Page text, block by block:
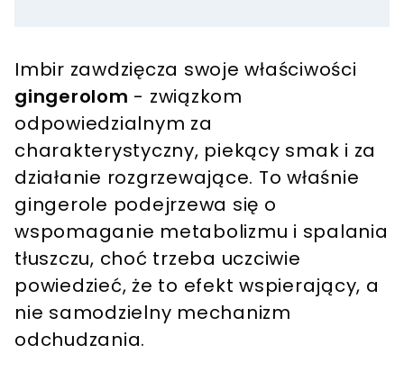
Imbir zawdzięcza swoje właściwości
gingerolom - związkom
odpowiedzialnym za
charakterystyczny, piekący smak i za
działanie rozgrzewające. To właśnie
gingerole podejrzewa się o
wspomaganie metabolizmu i spalania
tłuszczu, choć trzeba uczciwie
powiedzieć, że to efekt wspierający, a
nie samodzielny mechanizm
odchudzania.